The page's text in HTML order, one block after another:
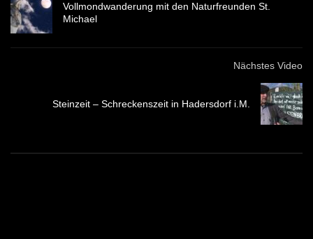
Vollmondwanderung mit den Naturfreunden St.
Michael
Nächstes Video
Steinzeit – Schreckenszeit in Hadersdorf i.M.